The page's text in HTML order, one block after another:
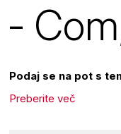
Podaj se na pot s
Preberite več